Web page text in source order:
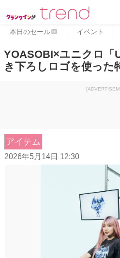
本日のセール PR イベント
YOASOBI×ユニクロ
き下ろしロゴを使った
アイテム
2026年5月14日 12:30